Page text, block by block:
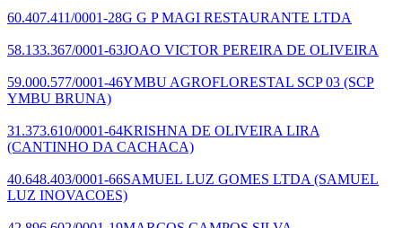
60.407.411/0001-28G G P MAGI RESTAURANTE LTDA
58.133.367/0001-63JOAO VICTOR PEREIRA DE OLIVEIRA
59.000.577/0001-46YMBU AGROFLORESTAL SCP 03 (SCP
YMBU BRUNA)
31.373.610/0001-64KRISHNA DE OLIVEIRA LIRA
(CANTINHO DA CACHACA)
40.648.403/0001-66SAMUEL LUZ GOMES LTDA (SAMUEL
LUZ INOVACOES)